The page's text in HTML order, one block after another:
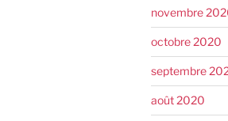
novembre
octobre 2020
septembre
août 2020